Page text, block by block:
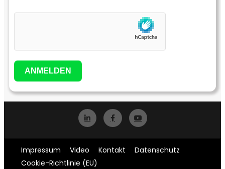
ANMELDEN
Impressum Video Kontakt
Datenschutz
Cookie-Richtlinie (EU)